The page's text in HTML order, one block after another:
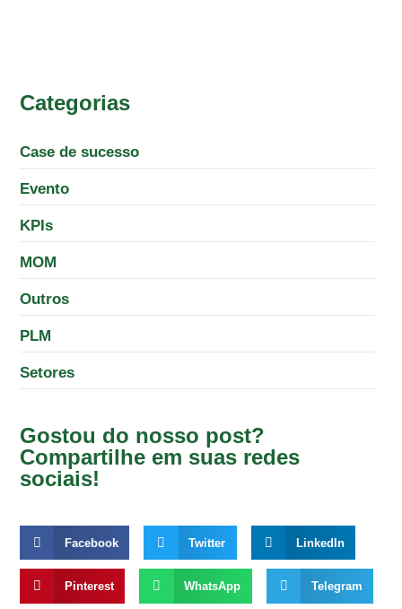
Categorias
Case de sucesso
Evento
KPIs
MOM
Outros
PLM
Setores
Gostou do nosso post?
Compartilhe em suas redes
sociais!
Facebook Twitter LinkedIn
Pinterest WhatsApp Telegram